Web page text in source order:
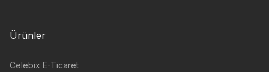
Ürünler
Celebix E-Ticaret